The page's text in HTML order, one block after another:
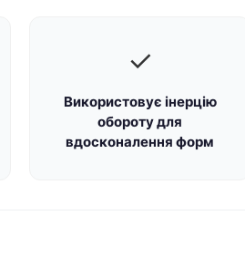
✓
Використовує інерцію
обороту для
вдосконалення форм